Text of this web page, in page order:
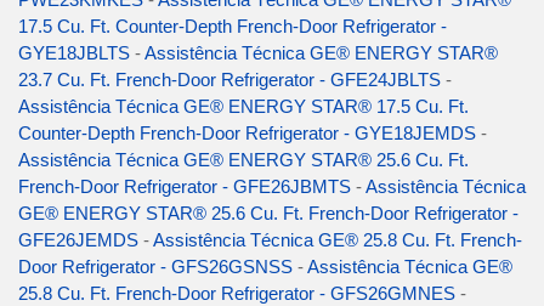
17.5 Cu. Ft. Counter-Depth French-Door Refrigerator -
GYE18JBLTS -Assistência Técnica GE® ENERGY STAR®
23.7 Cu. Ft. French-Door Refrigerator - GFE24JBLTS -
Assistência Técnica GE® ENERGY STAR® 17.5 Cu. Ft.
Counter-Depth French-Door Refrigerator - GYE18JEMDS -
Assistência Técnica GE® ENERGY STAR® 25.6 Cu. Ft.
French-Door Refrigerator - GFE26JBMTS -Assistência Técnica
GE® ENERGY STAR® 25.6 Cu. Ft. French-Door Refrigerator -
GFE26JEMDS -Assistência Técnica GE® 25.8 Cu. Ft. French-
Door Refrigerator - GFS26GSNSS -Assistência Técnica GE®
25.8 Cu. Ft. French-Door Refrigerator - GFS26GMNES -